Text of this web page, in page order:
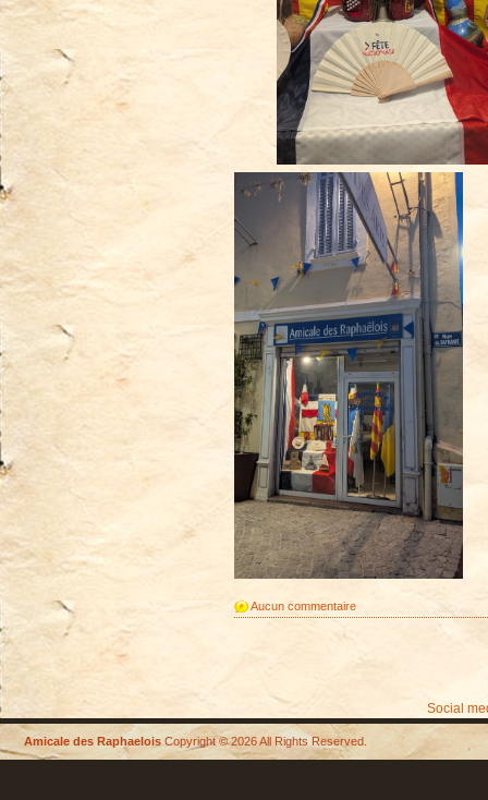
Aucun commentaire
Social
Amicale des Raphaelois Copyright © 2026 All Rights Reserved.